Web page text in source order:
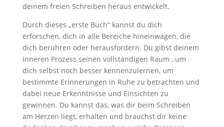
deinem freien Schreiben heraus entwickelt.
Durch dieses „erste Buch“ kannst du dich
erforschen, dich in alle Bereiche hineinwagen, die
dich berühren oder herausfordern. Du gibst deinem
inneren Prozess seinen vollständigen Raum , um
dich selbst noch besser kennenzulernen, um
bestimmte Erinnerungen in Ruhe zu betrachten und
dabei neue Erkenntnisse und Einsichten zu
gewinnen. Du kannst das, was dir beim Schreiben
am Herzen liegt, erhalten und brauchst dir keine